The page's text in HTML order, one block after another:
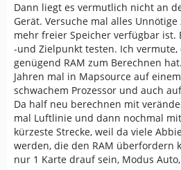
Dann liegt es vermutlich nicht an
Gerät. Versuche mal alles Unnötige
mehr freier Speicher verfügbar ist.
-und Zielpunkt testen. Ich vermute,
genügend RAM zum Berechnen
Jahren mal in Mapsource auf
schwachem Prozessor und auch
Da half neu berechnen mit
mal Luftlinie und dann nochmal
kürzeste Strecke, weil da viele
werden, die den RAM überfordern
nur 1 Karte drauf sein, Modus